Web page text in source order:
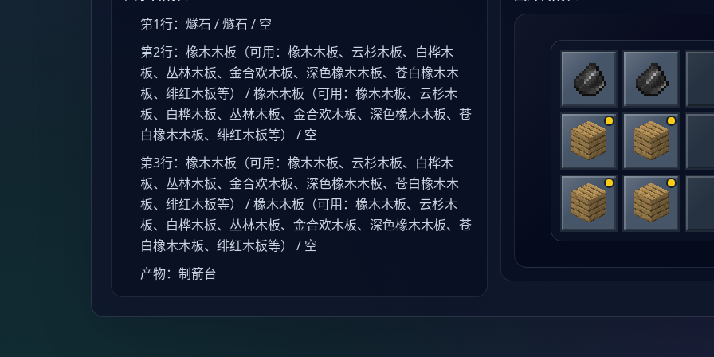
第1行：燧石 / 燧石 / 空
第2行：橡木木板（可用：橡木木板、云杉木板、白桦木
板、丛林木板、金合欢木板、深色橡木木板、苍白橡木木
板、绯红木板等） / 橡木木板（可用：橡木木板、云杉木
板、白桦木板、丛林木板、金合欢木板、深色橡木木板、苍
白橡木木板、绯红木板等） / 空
第3行：橡木木板（可用：橡木木板、云杉木板、白桦木
板、丛林木板、金合欢木板、深色橡木木板、苍白橡木木
板、绯红木板等） / 橡木木板（可用：橡木木板、云杉木
板、白桦木板、丛林木板、金合欢木板、深色橡木木板、苍
白橡木木板、绯红木板等） / 空
产物：制箭台